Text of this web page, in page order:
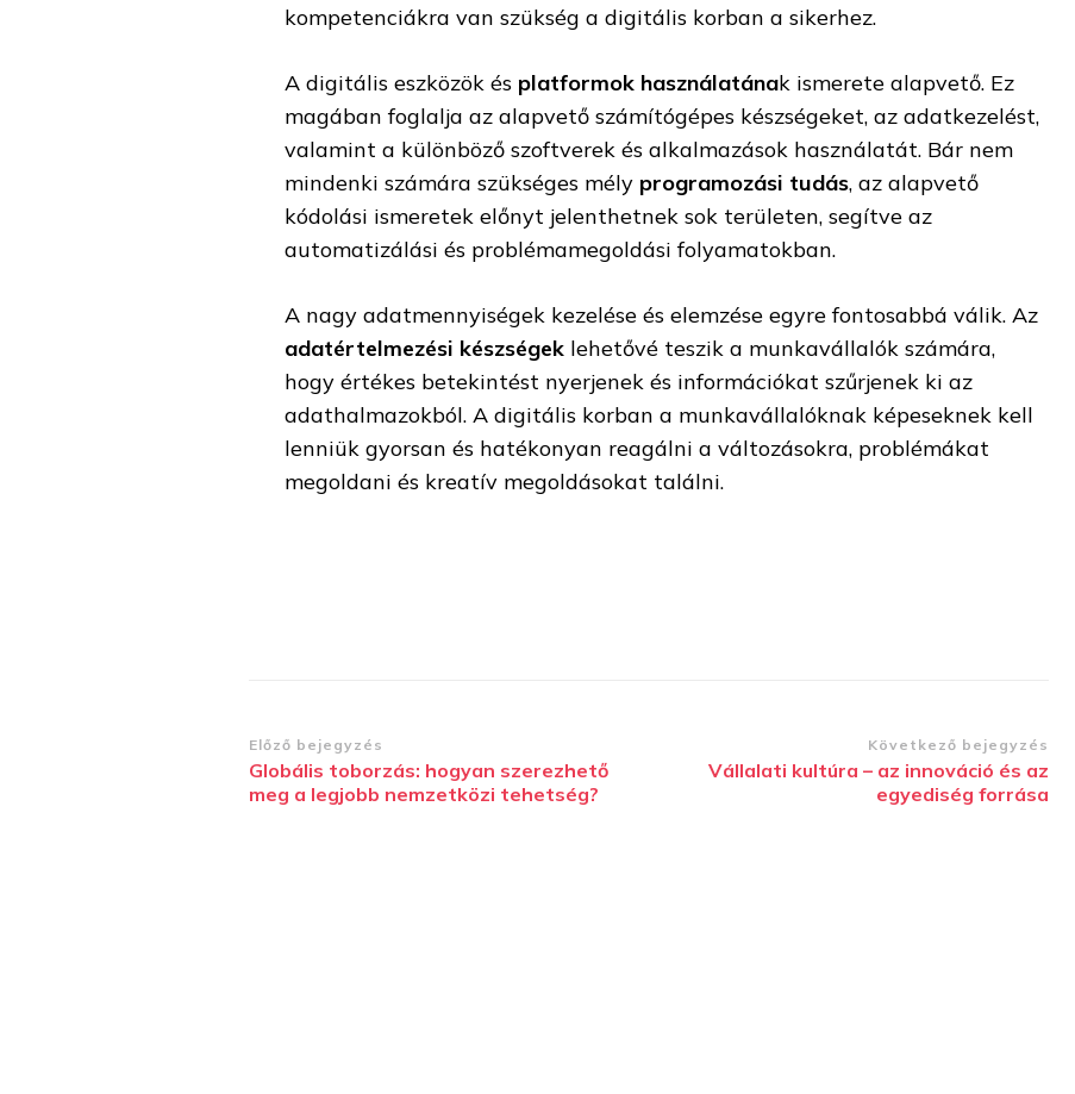
kompetenciákra van szükség a digitális korban a sikerhez.
A digitális eszközök és platformok használatának ismerete alapvető. Ez
magában foglalja az alapvető számítógépes készségeket, az adatkezelést,
valamint a különböző szoftverek és alkalmazások használatát. Bár nem
mindenki számára szükséges mély programozási tudás, az alapvető
kódolási ismeretek előnyt jelenthetnek sok területen, segítve az
automatizálási és problémamegoldási folyamatokban.
A nagy adatmennyiségek kezelése és elemzése egyre fontosabbá válik. Az
adatértelmezési készségek lehetővé teszik a munkavállalók számára,
hogy értékes betekintést nyerjenek és információkat szűrjenek ki az
adathalmazokból. A digitális korban a munkavállalóknak képeseknek kell
lenniük gyorsan és hatékonyan reagálni a változásokra, problémákat
megoldani és kreatív megoldásokat találni.
Bejegyzések
navigációja
Előző bejegyzés
Globális toborzás: hogyan szerezhető
meg a legjobb nemzetközi tehetség?
Következő bejegyzés
Vállalati kultúra – az innováció és az
egyediség forrása